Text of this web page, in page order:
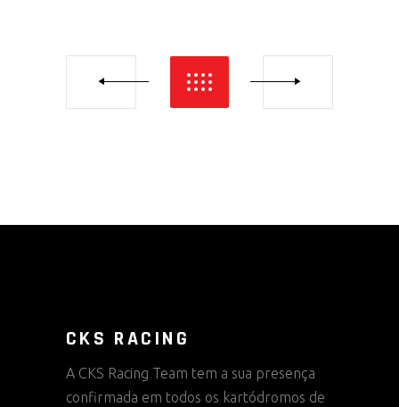
CKS RACING
A CKS Racing Team tem a sua presença
confirmada em todos os kartódromos de